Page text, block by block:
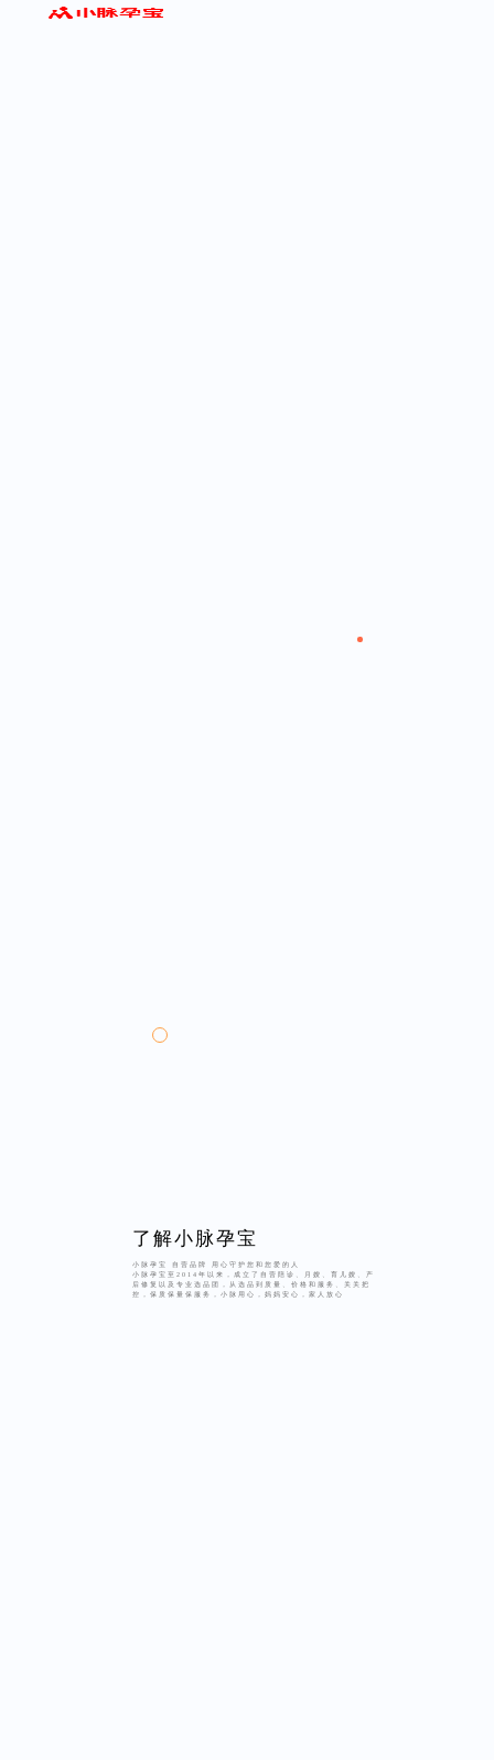
了解小脉孕宝
小脉孕宝 自营品牌 用心守护您和您爱的人
小脉孕宝至2014年以来，成立了自营陪诊、月嫂、育儿嫂、产
后修复以及专业选品团，从选品到质量、价格和服务、关关把
控，保质保量保服务，小脉用心，妈妈安心，家人放心